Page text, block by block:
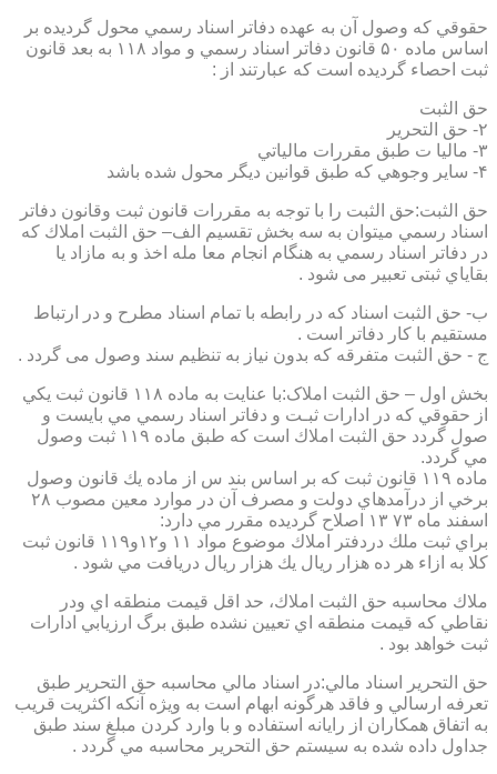
حقوقي كه وصول آن به عهده دفاتر اسناد رسمي محول گرديده بر
اساس ماده ۵۰ قانون دفاتر اسناد رسمي و مواد ۱۱۸ به بعد قانون
ثبت احصاء گرديده است كه عبارتند از :
حق الثبت
۲- حق التحرير
۳- ماليا ت طبق مقررات مالياتي
۴- ساير وجوهي كه طبق قوانين ديگر محول شده باشد
حق الثبت:حق الثبت را با توجه به مقررات قانون ثبت وقانون دفاتر
اسناد رسمي ميتوان به سه بخش تقسيم الف– حق الثبت املاك كه
در دفاتر اسناد رسمي به هنگام انجام معا مله اخذ و به مازاد يا
بقاياي ثبتی تعبیر می شود .
ب- حق الثبت اسناد كه در رابطه با تمام اسناد مطرح و در ارتباط
مستقيم با كار دفاتر است .
ج - حق الثبت متفرقه كه بدون نياز به تنظیم سند وصول می گردد .
بخش اول – حق الثبت املاک:با عنايت به ماده ۱۱۸ قانون ثبت يكي
از حقوقي كه در ادارات ثبـت و دفاتر اسناد رسمي مي بايست و
صول گردد حق الثبت املاك است كه طبق ماده ۱۱۹ ثبت وصول
مي گردد.
ماده ۱۱۹ قانون ثبت كه بر اساس بند س از ماده يك قانون وصول
برخي از درآمدهاي دولت و مصرف آن در موارد معين مصوب ۲۸
اسفند ماه ۷۳ ۱۳ اصلاح گرديده مقرر مي دارد:
براي ثبت ملك دردفتر املاك موضوع مواد ۱۱ و۱۲و۱۱۹ قانون ثبت
كلا به ازاء هر ده هزار ريال يك هزار ريال دريافت مي شود .
ملاك محاسبه حق الثبت املاك، حد اقل قيمت منطقه اي ودر
نقاطي كه قيمت منطقه اي تعيين نشده طبق برگ ارزيابي ادارات
ثبت خواهد بود .
حق التحرير اسناد مالي:در اسناد مالي محاسبه حق التحرير طبق
تعرفه ارسالي و فاقد هرگونه ابهام است به ويژه آنكه اكثريت قريب
به اتفاق همكاران از رايانه استفاده و با وارد كردن مبلغ سند طبق
جداول داده شده به سيستم حق التحرير محاسبه مي گردد .